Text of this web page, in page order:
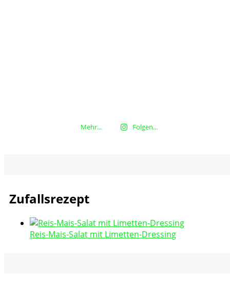
Mehr... Folgen...
Zufallsrezept
Reis-Mais-Salat mit Limetten-Dressing